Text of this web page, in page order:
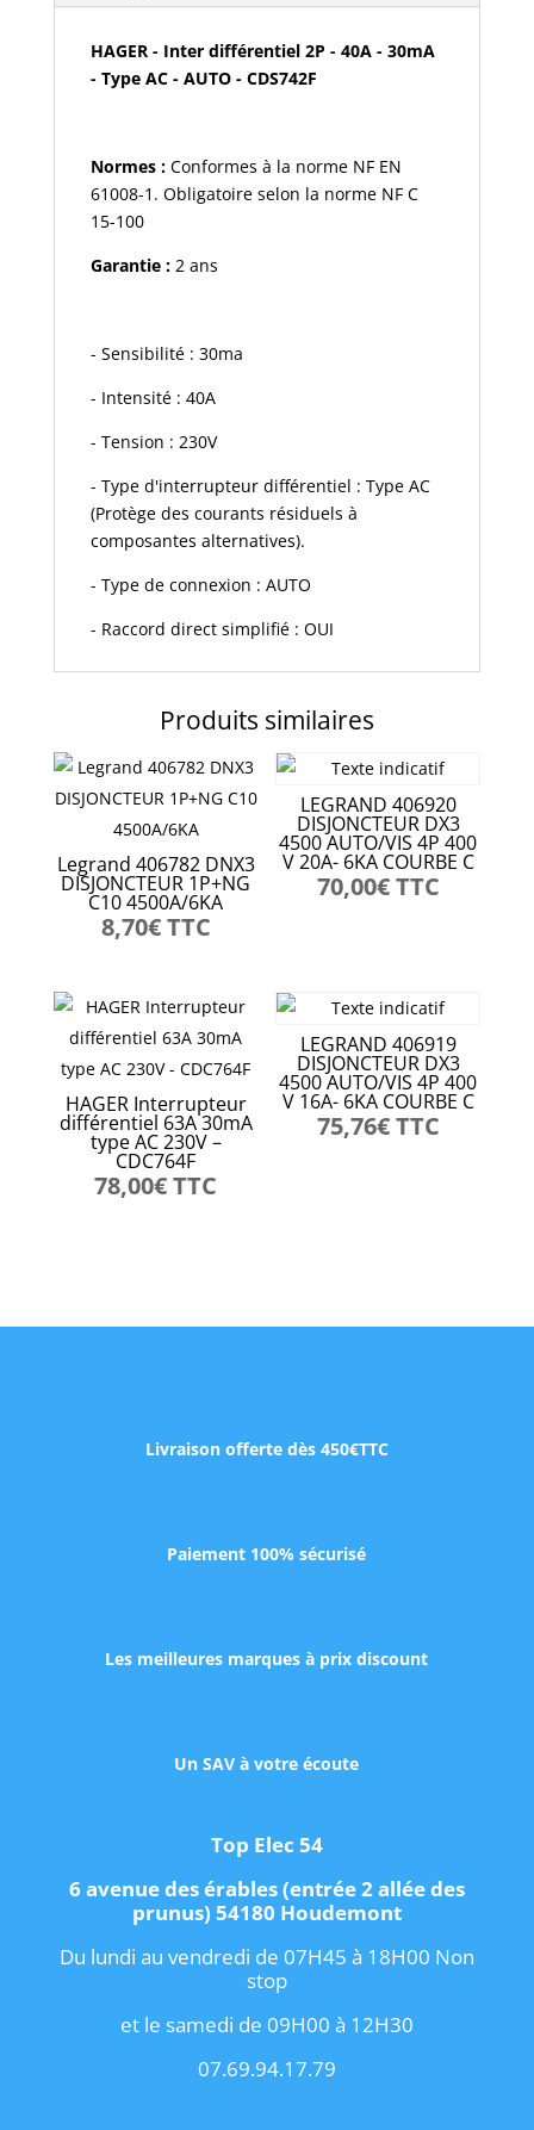
-
30mA
AUTO
CDS742F
HAGER - Inter différentiel 2P - 40A - 30mA
- Type AC - AUTO - CDS742F
Normes :Conformes à la norme NF EN
61008-1. Obligatoire selon la norme NF C
15-100
Garantie :2 ans
- Sensibilité : 30ma
- Intensité : 40A
- Tension : 230V
- Type d'interrupteur différentiel : Type AC
(Protège des courants résiduels à
composantes alternatives).
- Type de connexion : AUTO
- Raccord direct simplifié : OUI
Produits similaires
Legrand 406782 DNX3
DISJONCTEUR 1P+NG
C10 4500A/6KA
8,70€TTC
LEGRAND 406920
DISJONCTEUR DX3
4500 AUTO/VIS 4P 400
V 20A- 6KA COURBE C
70,00€TTC
HAGER Interrupteur
différentiel 63A 30mA
type AC 230V –
CDC764F
78,00€TTC
LEGRAND 406919
DISJONCTEUR DX3
4500 AUTO/VIS 4P 400
V 16A- 6KA COURBE C
75,76€TTC
Livraison offerte dès 450€TTC
Paiement 100% sécurisé
Les meilleures marques à prix discount
Un SAV à votre écoute
Top Elec 54
6 avenue des érables (entrée 2 allée des
prunus) 54180 Houdemont
Du lundi au vendredi de 07H45 à 18H00 Non
stop
et le samedi de 09H00 à 12H30
07.69.94.17.79